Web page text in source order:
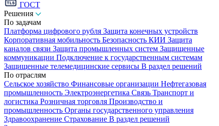
ГОСТ
Решения
По задачам
Платформа цифрового рубля Защита конечных устройств
Корпоративная мобильность Безопасность КИИ Защита
каналов связи Защита промышленных систем Защищенные
коммуникации Подключение к государственным системам
Защищенные телемедицинские сервисы В раздел решений
По отраслям
Сельское хозяйство Финансовые организации Нефтегазовая
промышленность Электроэнергетика Связь Транспорт и
логистика Розничная торговля Производство и
промышленность Органы государственного управления
Здравоохранение Страхование В раздел решений